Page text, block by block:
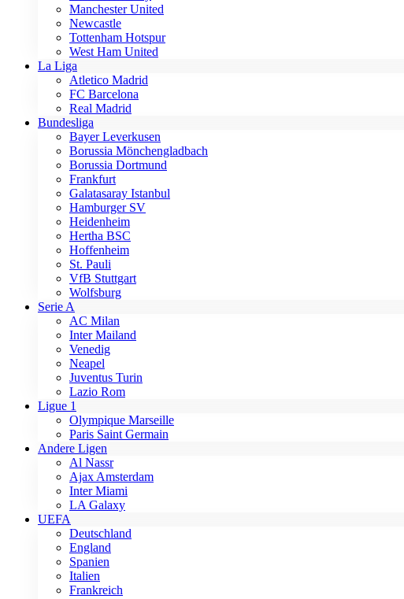
Manchester United
Newcastle
Tottenham Hotspur
West Ham United
La Liga
Atletico Madrid
FC Barcelona
Real Madrid
Bundesliga
Bayer Leverkusen
Borussia Mönchengladbach
Borussia Dortmund
Frankfurt
Galatasaray Istanbul
Hamburger SV
Heidenheim
Hertha BSC
Hoffenheim
St. Pauli
VfB Stuttgart
Wolfsburg
Serie A
AC Milan
Inter Mailand
Venedig
Neapel
Juventus Turin
Lazio Rom
Ligue 1
Olympique Marseille
Paris Saint Germain
Andere Ligen
Al Nassr
Ajax Amsterdam
Inter Miami
LA Galaxy
UEFA
Deutschland
England
Spanien
Italien
Frankreich